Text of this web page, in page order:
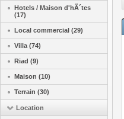
Hotels / Maison d'hÃ´tes
(17)
Local commercial (29)
Villa (74)
Riad (9)
Maison (10)
Terrain (30)
Location